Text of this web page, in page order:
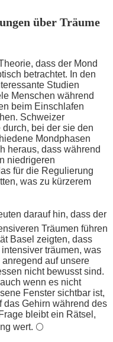
über Träume
dass der Mond
betrachtet. In den
Studien
Menschen während
beim Einschlafen
Schweizer
bei der sie den
Mondphasen
heraus, dass während
niedrigeren
für die Regulierung
was zu kürzerem
darauf hin, dass der
Träumen führen
Basel zeigten, dass
träumen, was
auf unsere
nicht bewusst sind.
wenn es nicht
Fenster sichtbar ist,
Gehirn während des
bleibt ein Rätsel,
wert. 🌕